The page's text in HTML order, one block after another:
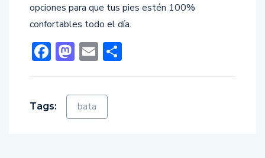
opciones para que tus pies estén 100%
confortables todo el día.
Facebook
Mastodon
Email
Tags: bata